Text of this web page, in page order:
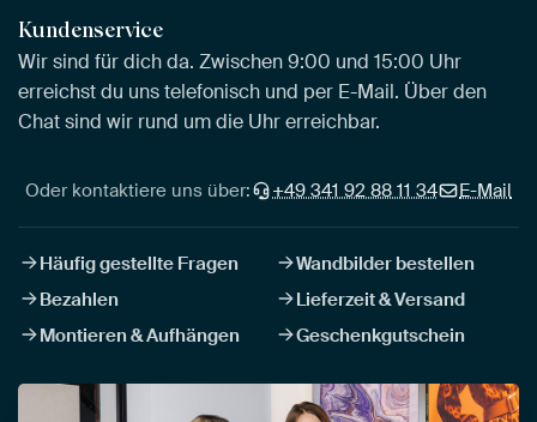
Kundenservice
Wir sind für dich da. Zwischen 9:00 und 15:00 Uhr
erreichst du uns telefonisch und per E-Mail. Über den
Chat sind wir rund um die Uhr erreichbar.
Oder kontaktiere uns über: +49 341 92 88 11 34 E-Mail
Häufig gestellte Fragen
Wandbilder bestellen
Bezahlen
Lieferzeit & Versand
Montieren & Aufhängen
Geschenkgutschein